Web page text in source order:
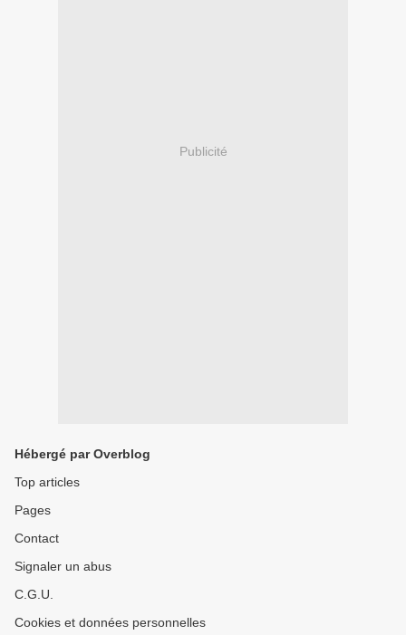
Publicité
Hébergé par Overblog
Top articles
Pages
Contact
Signaler un abus
C.G.U.
Cookies et données personnelles